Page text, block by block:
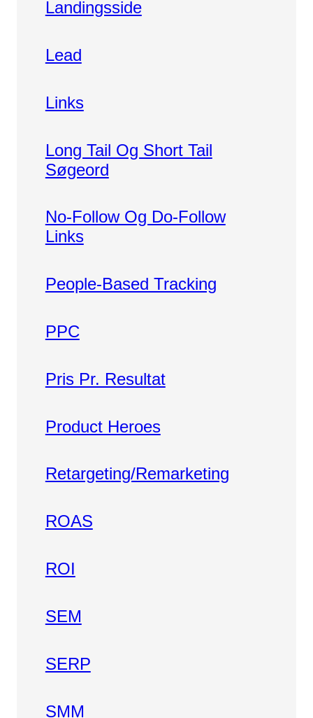
Landingsside
Lead
Links
Long Tail Og Short Tail
Søgeord
No-Follow Og Do-Follow
Links
People-Based Tracking
PPC
Pris Pr. Resultat
Product Heroes
Retargeting/Remarketing
ROAS
ROI
SEM
SERP
SMM